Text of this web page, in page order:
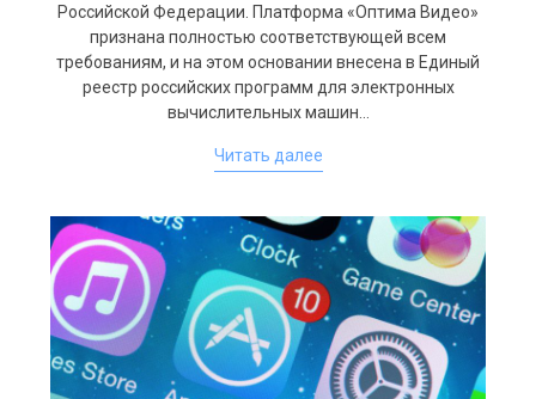
Российской Федерации. Платформа «Оптима Видео»
признана полностью соответствующей всем
требованиям, и на этом основании внесена в Единый
реестр российских программ для электронных
вычислительных машин…
Читать далее